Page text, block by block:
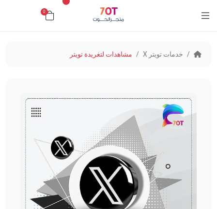
0 د.ك0.000
خدمات تويتر X مشاهدات لتغريدة تويتر